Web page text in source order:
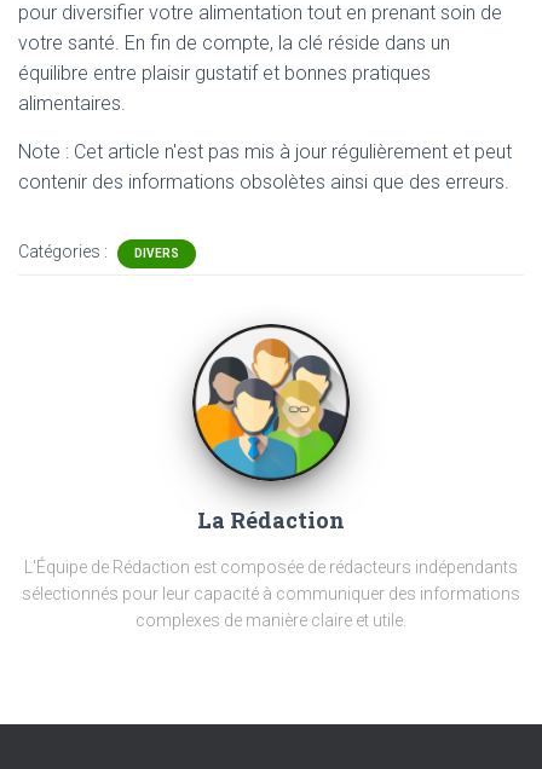
pour diversifier votre alimentation tout en prenant soin de
votre santé. En fin de compte, la clé réside dans un
équilibre entre plaisir gustatif et bonnes pratiques
alimentaires.
Note : Cet article n'est pas mis à jour régulièrement et peut
contenir des informations obsolètes ainsi que des erreurs.
Catégories : DIVERS
La Rédaction
L'Équipe de Rédaction est composée de rédacteurs indépendants
sélectionnés pour leur capacité à communiquer des informations
complexes de manière claire et utile.